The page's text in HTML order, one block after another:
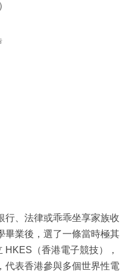
行、法律或乖乖坐享家族收
畢業後，選了一條當時極其
（香港電子競技），
代表香港參與多個世界性電